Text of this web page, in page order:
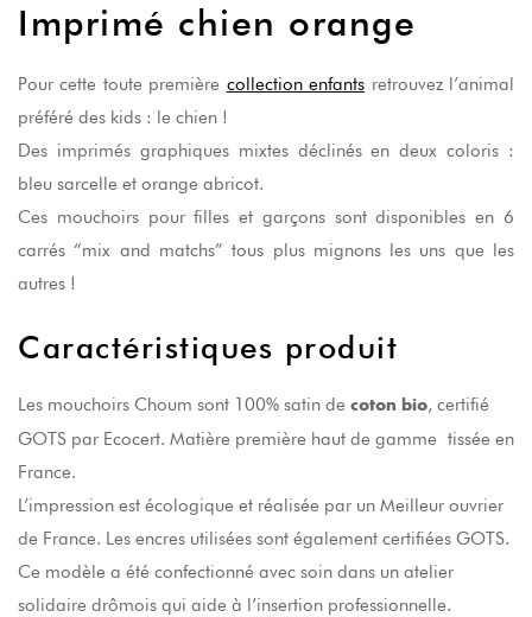
Imprimé chien orange
Pour cette toute première collection enfants retrouvez l’animal
préféré des kids : le chien !
Des imprimés graphiques mixtes déclinés en deux coloris :
bleu sarcelle et orange abricot.
Ces mouchoirs pour filles et garçons sont disponibles en 6
carrés “mix and matchs” tous plus mignons les uns que les
autres !
Caractéristiques produit
Les mouchoirs Choum sont 100% satin de coton bio, certifié
GOTS par Ecocert. Matière première haut de gamme tissée en
France.
L’impression est écologique et réalisée par un Meilleur ouvrier
de France. Les encres utilisées sont également certifiées GOTS.
Ce modèle a été confectionné avec soin dans un atelier
solidaire drômois qui aide à l’insertion professionnelle.